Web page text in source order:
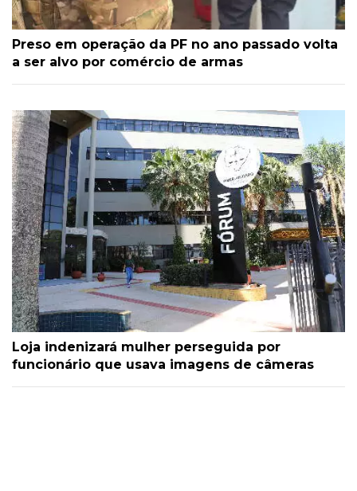
Preso em operação da PF no ano passado volta
a ser alvo por comércio de armas
Loja indenizará mulher perseguida por
funcionário que usava imagens de câmeras